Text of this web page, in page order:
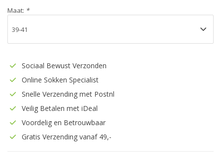
Maat: *
Sociaal Bewust Verzonden
Online Sokken Specialist
Snelle Verzending met Postnl
Veilig Betalen met iDeal
Voordelig en Betrouwbaar
Gratis Verzending vanaf 49,-